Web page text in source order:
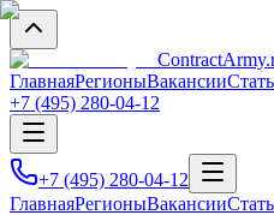
ContractArmy
ГлавнаяРегионыВакансии
+7 (495) 280-04-12
+7 (495) 280-04-12
ГлавнаяРегионыВакансии